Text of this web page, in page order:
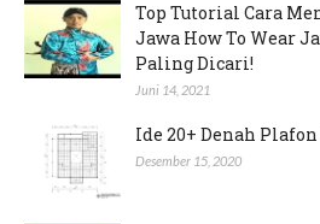
Top Tutorial Cara
Jawa How To Wear
Paling Dicari!
Juni 14, 2021
Ide 20+ Denah
Desember 15, 2020